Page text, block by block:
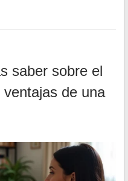
saber sobre el
de una